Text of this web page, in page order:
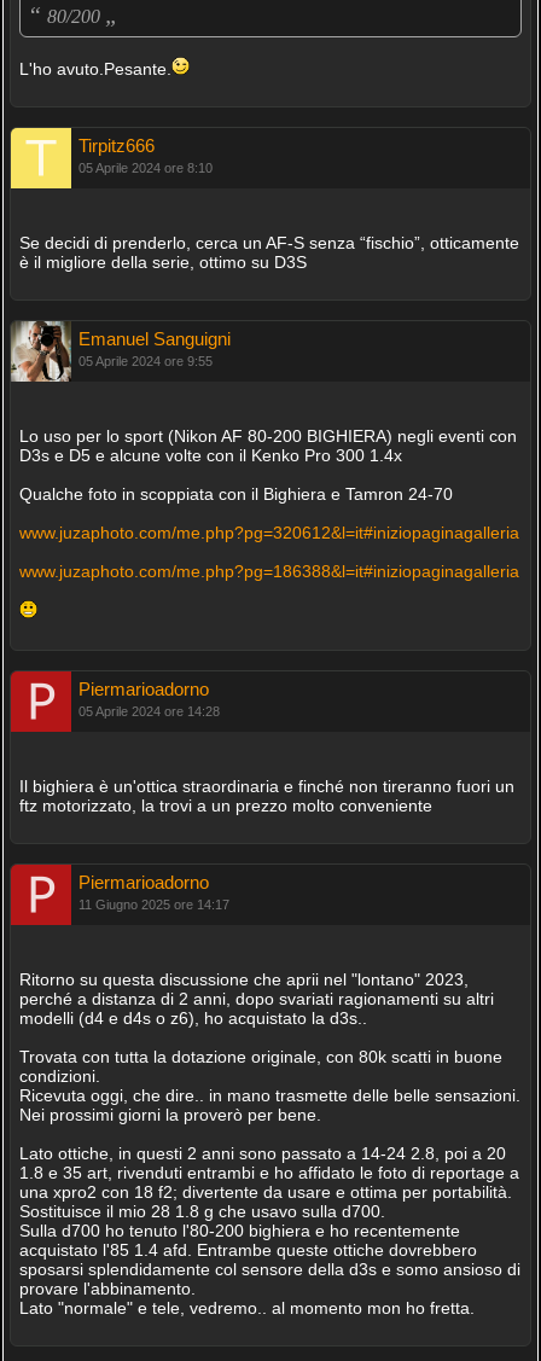
“ 80/200 „
L'ho avuto.Pesante.
Tirpitz666
05 Aprile 2024 ore 8:10
Se decidi di prenderlo, cerca un AF-S senza “fischio”, otticamente
è il migliore della serie, ottimo su D3S
Emanuel Sanguigni
05 Aprile 2024 ore 9:55
Lo uso per lo sport (Nikon AF 80-200 BIGHIERA) negli eventi con
D3s e D5 e alcune volte con il Kenko Pro 300 1.4x
Qualche foto in scoppiata con il Bighiera e Tamron 24-70
www.juzaphoto.com/me.php?pg=320612&l=it#iniziopaginagalleria
www.juzaphoto.com/me.php?pg=186388&l=it#iniziopaginagalleria
Piermarioadorno
05 Aprile 2024 ore 14:28
Il bighiera è un'ottica straordinaria e finché non tireranno fuori un
ftz motorizzato, la trovi a un prezzo molto conveniente
Piermarioadorno
11 Giugno 2025 ore 14:17
Ritorno su questa discussione che aprii nel "lontano" 2023,
perché a distanza di 2 anni, dopo svariati ragionamenti su altri
modelli (d4 e d4s o z6), ho acquistato la d3s..
Trovata con tutta la dotazione originale, con 80k scatti in buone
condizioni.
Ricevuta oggi, che dire.. in mano trasmette delle belle sensazioni.
Nei prossimi giorni la proverò per bene.
Lato ottiche, in questi 2 anni sono passato a 14-24 2.8, poi a 20
1.8 e 35 art, rivenduti entrambi e ho affidato le foto di reportage a
una xpro2 con 18 f2; divertente da usare e ottima per portabilità.
Sostituisce il mio 28 1.8 g che usavo sulla d700.
Sulla d700 ho tenuto l'80-200 bighiera e ho recentemente
acquistato l'85 1.4 afd. Entrambe queste ottiche dovrebbero
sposarsi splendidamente col sensore della d3s e somo ansioso di
provare l'abbinamento.
Lato "normale" e tele, vedremo.. al momento mon ho fretta.